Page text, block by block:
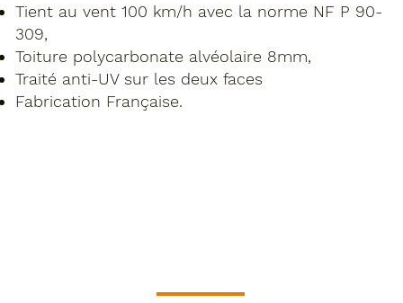
Tient au vent 100 km/h avec la norme NF P 90-
309,
Toiture polycarbonate alvéolaire 8mm,
Traité anti-UV sur les deux faces
Fabrication Française.